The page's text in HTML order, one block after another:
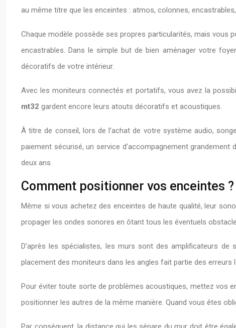
au même titre que les enceintes : atmos, colonnes,
Chaque modèle possède ses propres particularités, mais vous
encastrables. Dans le simple but de bien aménager votre
décoratifs de votre intérieur.
Avec les moniteurs connectés et portatifs, vous avez la
mt32 gardent encore leurs atouts décoratifs et acoustiques.
À titre de conseil, lors de l’achat de votre système audio,
paiement sécurisé, un service d’accompagnement
deux ans.
Comment positionner vos enceintes ?
Même si vous achetez des enceintes de haute qualité, leur
propager les ondes sonores en ôtant tous les éventuels
D’après les spécialistes, les murs sont des amplificateurs
placement des moniteurs dans les angles fait partie des
Pour éviter toute sorte de problèmes acoustiques, mettez vos
positionner les autres de la même manière. Quand vous êtes